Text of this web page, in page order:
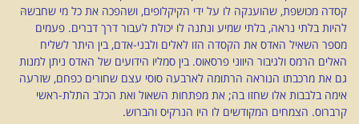
קסדה מכושפת, שהוענקה לו על ידי הקיקלופים, ושהפכה את כל מי שחבשהּ
להיות בלתי נראה, בלתי שמיע ונתנה לו יכולת לעבור דרך דברים. פעמים
מספר השאיל האדס את הקסדה הזו לאלים ולבני-אדם, בין היתר לשליח
האלים הרמס ולגיבור היווני פרסאוס. בין סמליו הידועים של האדס ניתן למנות
גם את מרכבתו הנוראה הרתומה לארבעה סוסי עצם שחורים כפחם, שזרעה
אימה בלבבות אלו שחזו בה; את מפתחות השאול ואת הכלב התלת-ראשי
קרברוס. הצמחים המקודשים לו היו הנרקיס והברוש.